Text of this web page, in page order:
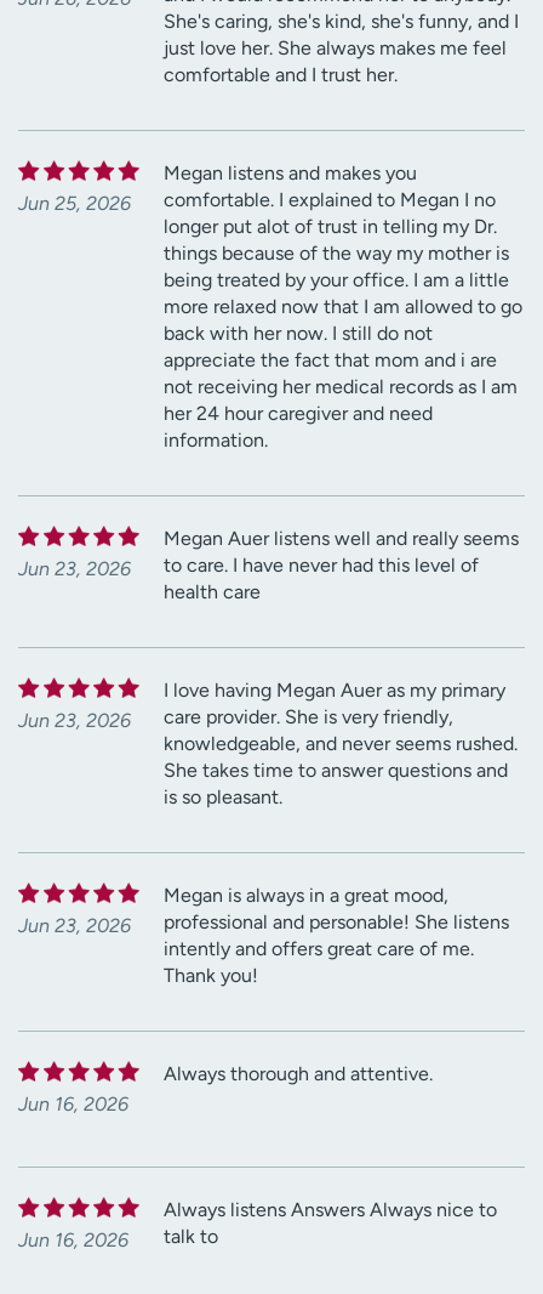
She's caring, she's kind, she's funny, and I
just love her. She always makes me feel
comfortable and I trust her.
Jun 25, 2026
Megan listens and makes you
comfortable. I explained to Megan I no
longer put alot of trust in telling my Dr.
things because of the way my mother is
being treated by your office. I am a little
more relaxed now that I am allowed to go
back with her now. I still do not
appreciate the fact that mom and i are
not receiving her medical records as I am
her 24 hour caregiver and need
information.
Jun 23, 2026
Megan Auer listens well and really seems
to care. I have never had this level of
health care
Jun 23, 2026
I love having Megan Auer as my primary
care provider. She is very friendly,
knowledgeable, and never seems rushed.
She takes time to answer questions and
is so pleasant.
Jun 23, 2026
Megan is always in a great mood,
professional and personable! She listens
intently and offers great care of me.
Thank you!
Jun 16, 2026
Always thorough and attentive.
Jun 16, 2026
Always listens Answers Always nice to
talk to